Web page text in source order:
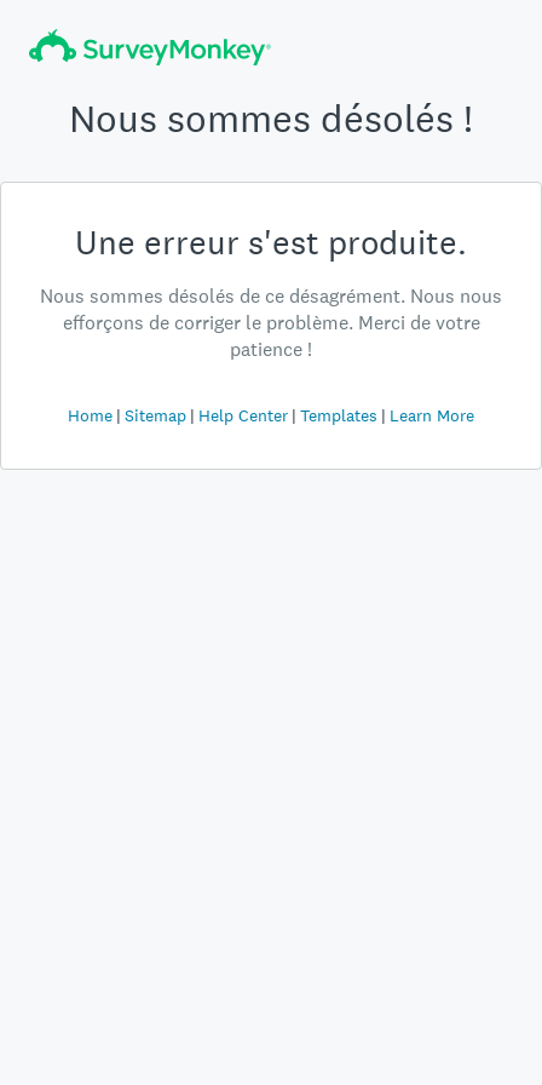
Nous sommes désolés !
Une erreur s'est produite.
Nous sommes désolés de ce désagrément. Nous nous
efforçons de corriger le problème. Merci de votre
patience !
Home Sitemap Help Center Templates Learn More